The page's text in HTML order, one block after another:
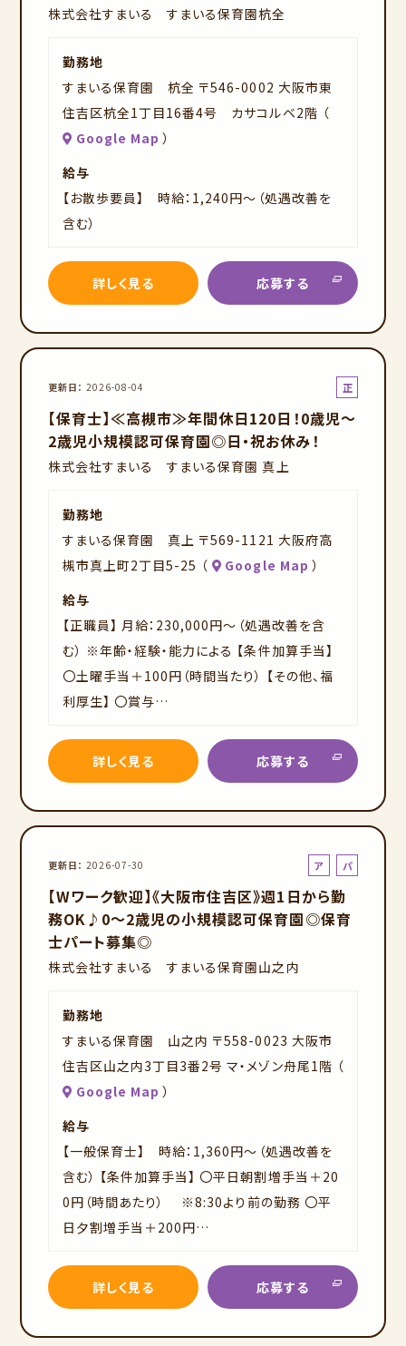
株式会社すまいる すまいる保育園杭全
勤務地
すまいる保育園 杭全 〒546-0002 大阪市東
住吉区杭全1丁目16番4号 カサコルベ2階 （
Google Map ）
給与
【お散歩要員】 時給：1,240円～（処遇改善を
含む）
詳しく見る 応募する
更新日 2026-08-04
正
【保育士】≪高槻市≫年間休日120日！0歳児～
2歳児小規模認可保育園◎日・祝お休み！
株式会社すまいる すまいる保育園 真上
勤務地
すまいる保育園 真上 〒569-1121 大阪府高
槻市真上町2丁目5-25 （
Google Map ）
給与
【正職員】 月給：230,000円～（処遇改善を含
む） ※年齢・経験・能力による 【条件加算手当】
〇土曜手当＋100円（時間当たり） 【その他、福
利厚生】 〇賞与…
詳しく見る 応募する
更新日 2026-07-30
ア
バ
イ
パ
ト
【Wワーク歓迎】《大阪市住吉区》週1日から勤
務OK♪0～2歳児の小規模認可保育園◎保育
士パート募集◎
株式会社すまいる すまいる保育園山之内
勤務地
すまいる保育園 山之内 〒558-0023 大阪市
住吉区山之内3丁目3番2号 マ・メゾン舟尾1階 （
Google Map ）
給与
【一般保育士】 時給：1,360円～（処遇改善を
含む） 【条件加算手当】 〇平日朝割増手当＋20
0円（時間あたり） ※8:30より前の勤務 〇平
日夕割増手当＋200円…
詳しく見る 応募する